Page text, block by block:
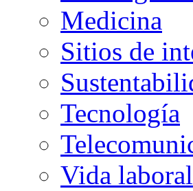
Medicina
Sitios de
Tecnología
Vida laboral